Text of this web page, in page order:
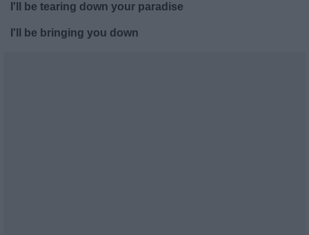
I'll be tearing down your paradise
I'll be bringing you down